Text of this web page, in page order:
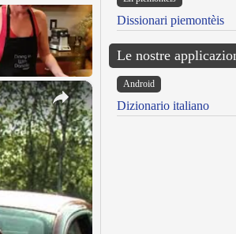
×
Dissionari piemontèis
Le nostre
Android
Dizionario italiano